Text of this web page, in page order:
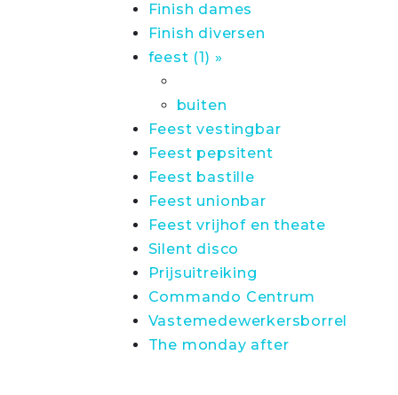
Finish dames
Finish diversen
feest (1) »
buiten
Feest vestingbar
Feest pepsitent
Feest bastille
Feest unionbar
Feest vrijhof en theate
Silent disco
Prijsuitreiking
Commando Centrum
Vastemedewerkersborrel
The monday after